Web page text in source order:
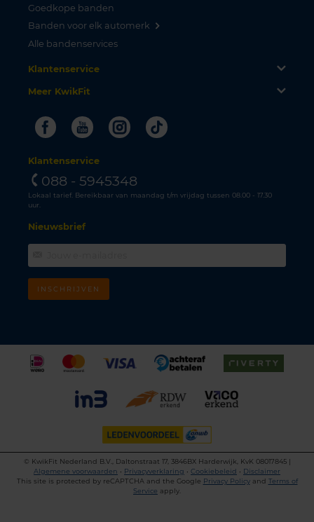
Goedkope banden
Banden voor elk automerk
Alle bandenservices
Klantenservice
Meer KwikFit
FacebookYoutubeInstagram
Tiktok
Klantenservice
088 - 5945348
Lokaal tarief. Bereikbaar van maandag t/m vrijdag tussen 08.00 - 17.30
uur.
Nieuwsbrief
INSCHRIJVEN
©
KwikFit Nederland B.V., Daltonstraat 17, 3846BX Harderwijk, KvK 08017845 |
Algemene voorwaarden • Privacyverklaring • Cookiebeleid • Disclaimer
This site is protected by reCAPTCHA and the Google Privacy Policyand Terms of
Service apply.